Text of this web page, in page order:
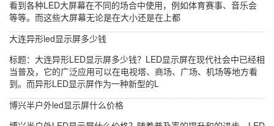
看到各种LED大屏幕在不同的场合中使用，例如体育赛事、音乐会
等等。而这些大屏幕无论是在大小还是在上都
大连异形led显示屏多少钱
标题：大连异形LED显示屏多少钱？LED显示屏在现代社会中已经相
当普及，它的广泛应用可以在电视塔、商场、广场、机场等地方看
到。而异形LED显示屏作为一种新型的L
博兴半户外led显示屏什么价格